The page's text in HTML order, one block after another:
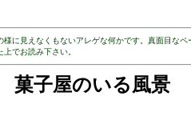
に見えなくもないアレゲな何かです。真面目な
でお読み下さい。
菓子屋のいる風景